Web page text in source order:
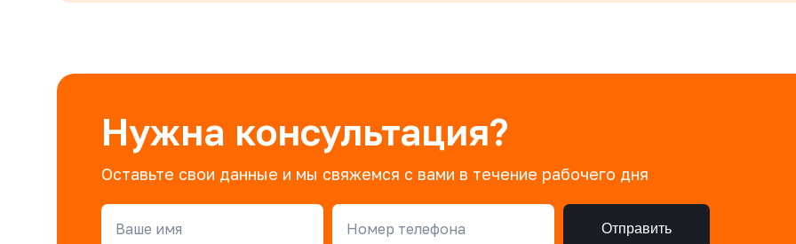
Нужна консультация?
Оставьте свои данные и мы свяжемся с вами в течение рабочего дня
Ваше имя Номер телефона Отправить